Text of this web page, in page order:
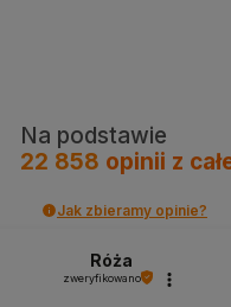
Na podstawie
22 858 opinii z
Jak zbieramy opinie?
Róża
zweryfikowano